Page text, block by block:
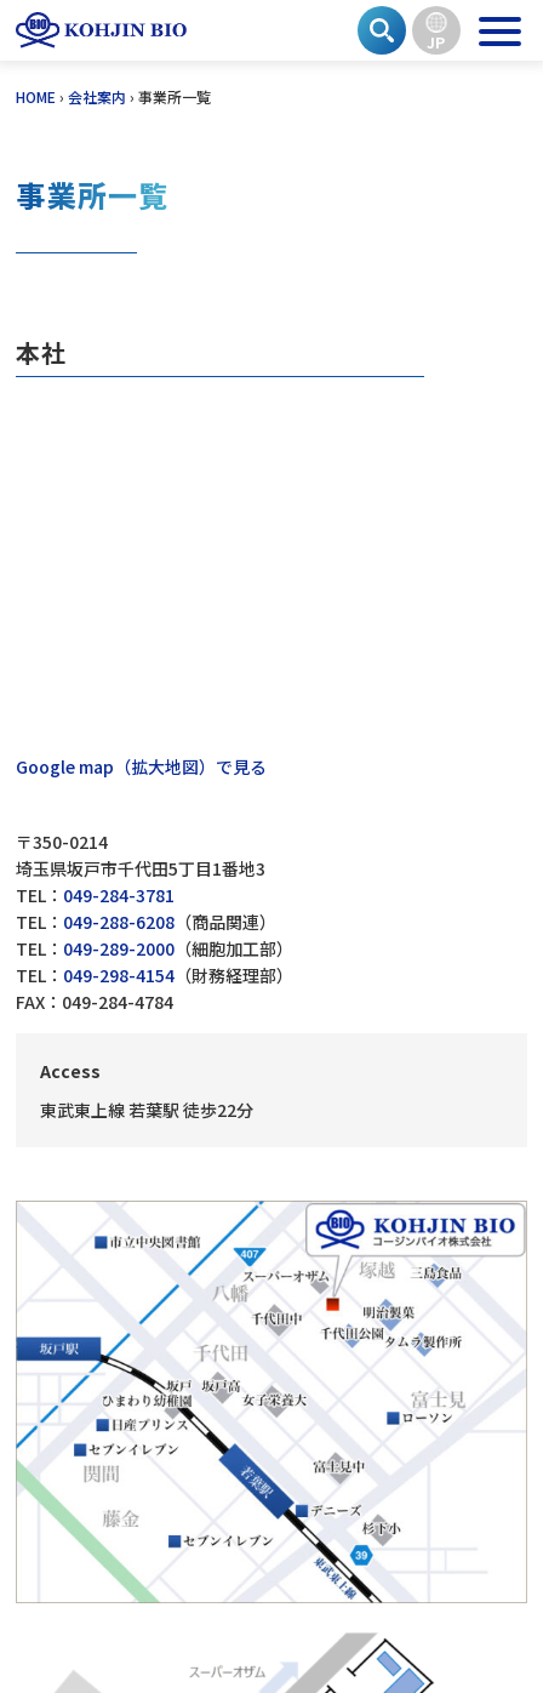
to
JP
HOME › 会社案内 › 事業所一覧
事業所一覧
本社
Google map（拡大地図）で見る
〒350-0214
埼玉県坂戸市千代田5丁目1番地3
TEL： 049-284-3781
TEL： 049-288-6208 （商品関連）
TEL： 049-289-2000 （細胞加工部）
TEL： 049-298-4154 （財務経理部）
FAX：049-284-4784
Access
東武東上線 若葉駅 徒歩22分